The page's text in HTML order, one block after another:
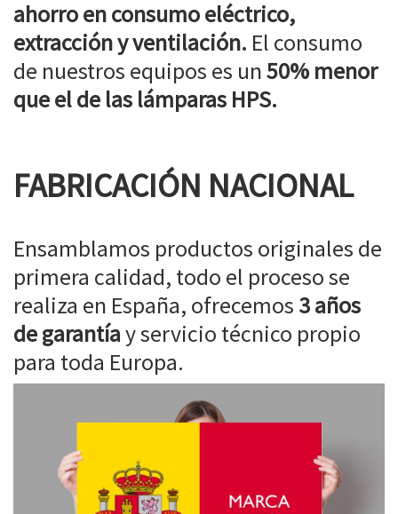
ahorro en consumo eléctrico,
extracción y ventilación. El consumo
de nuestros equipos es un50% menor
que el de las lámparas HPS.
FABRICACIÓN NACIONAL
Ensamblamos productos originales de
primera calidad, todo el proceso se
realiza en España, ofrecemos 3 años
de garantíay servicio técnico propio
para toda Europa.